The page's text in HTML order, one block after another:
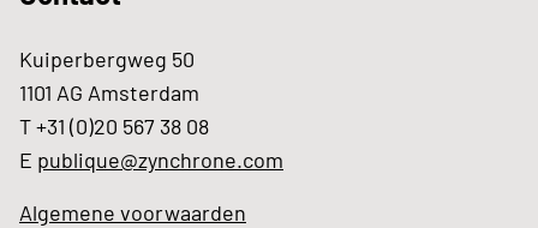
Kuiperbergweg 50
1101 AG Amsterdam
T +31 (0)20 567 38 08
E publique@zynchrone.com
Algemene voorwaarden